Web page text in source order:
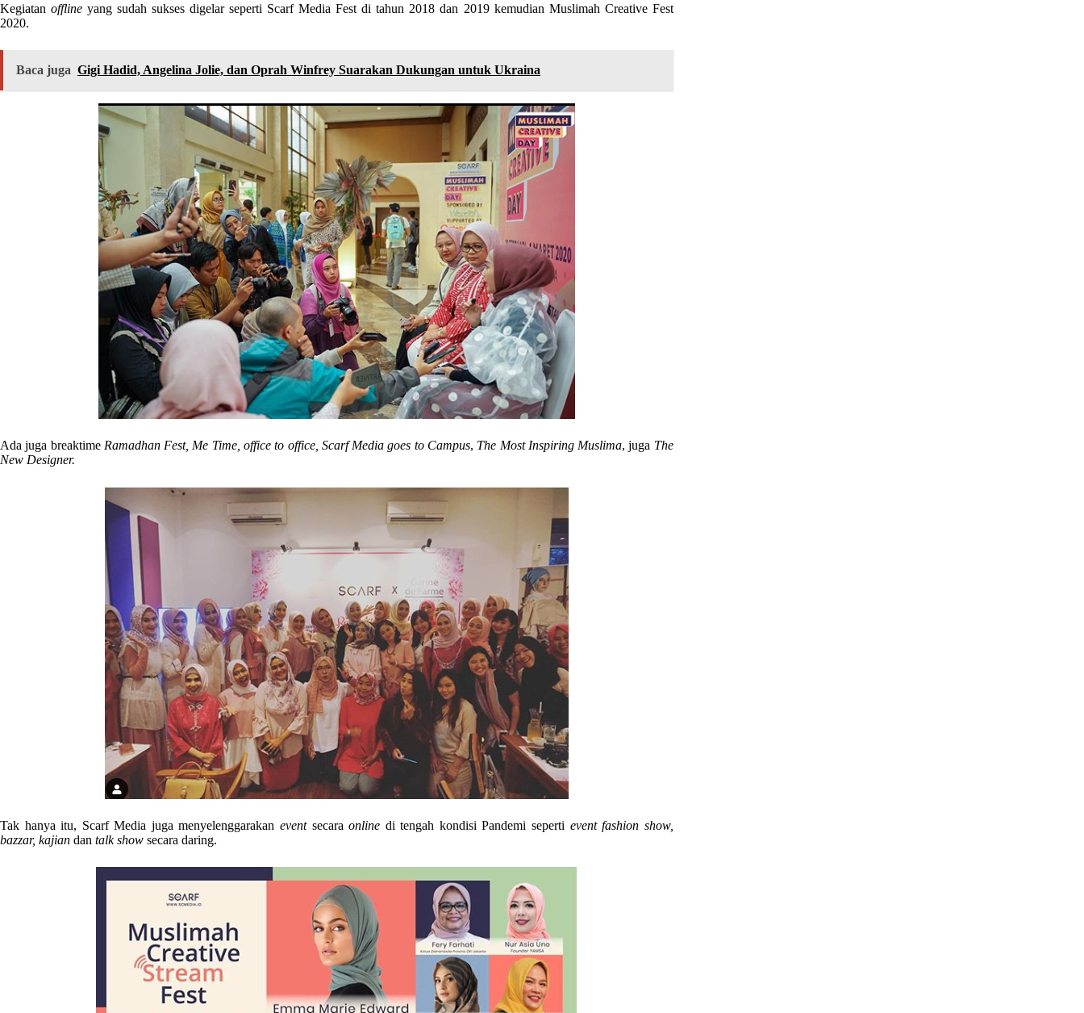
Kegiatanoffline yang sudah sukses digelar seperti Scarf Media Fest di tahun 2018 dan 2019 kemudian Muslimah Creative Fest
2020.
Baca juga Gigi Hadid, Angelina Jolie, dan Oprah Winfrey Suarakan Dukungan untuk Ukraina
Ada juga breaktimeRamadhan Fest, Me Time, office to office, Scarf Media goes to Campus, The Most Inspiring Muslima, juga The
New Designer.
Tak hanya itu, Scarf Media juga menyelenggarakan eventsecara online di tengah kondisi Pandemi seperti event fashion show,
bazzar, kajian dan talk show secara daring.